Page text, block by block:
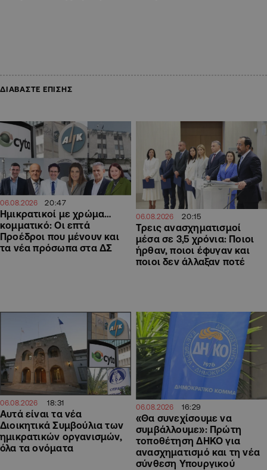
ΔΙΑΒΑΣΤΕ ΕΠΙΣΗΣ
06.08.2026 20:47
Ημικρατικοί με χρώμα…
κομματικό: Οι επτά
Προέδροι που μένουν και
τα νέα πρόσωπα στα ΔΣ
06.08.2026 20:15
Τρεις ανασχηματισμοί
μέσα σε 3,5 χρόνια: Ποιοι
ήρθαν, ποιοι έφυγαν και
ποιοι δεν άλλαξαν ποτέ
06.08.2026 18:31
Αυτά είναι τα νέα
Διοικητικά Συμβούλια των
ημικρατικών οργανισμών,
όλα τα ονόματα
06.08.2026 16:29
«Θα συνεχίσουμε να
συμβάλλουμε»: Πρώτη
τοποθέτηση ΔΗΚΟ για
ανασχηματισμό και τη νέα
σύνθεση Υπουργικού